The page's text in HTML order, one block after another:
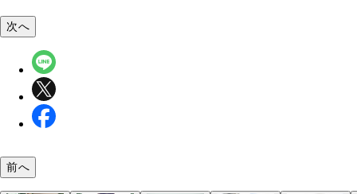
次へ
前へ